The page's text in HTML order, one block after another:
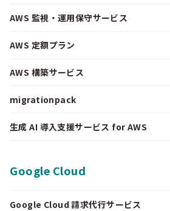
AWS 監視・運用保守サービス
AWS 定額プラン
AWS 構築サービス
migrationpack
生成 AI 導入支援サービス for AWS
Google Cloud
Google Cloud 請求代行サービス